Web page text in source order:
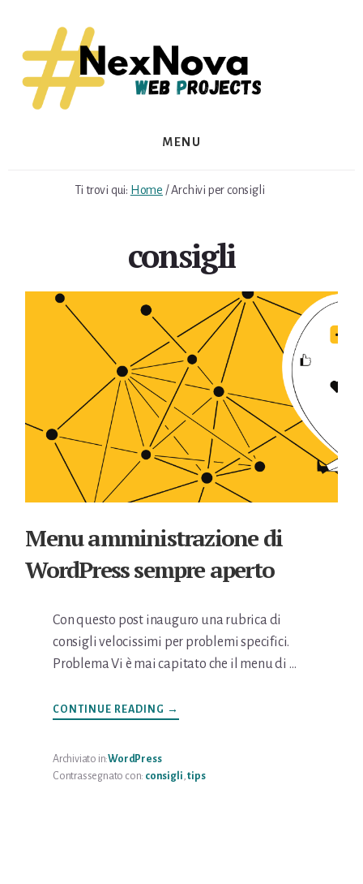
content
footer
MENU
Ti trovi qui: Home /Archivi per consigli
consigli
Menu amministrazione di
WordPress sempre aperto
Con questo post inauguro una rubrica di
consigli velocissimi per problemi specifici.
Problema Vi è mai capitato che il menu di …
CONTINUE READING INFOMENU
AMMINISTRAZIONE
→
Archiviato in:WordPress
Contrassegnato con: consigli ,tips